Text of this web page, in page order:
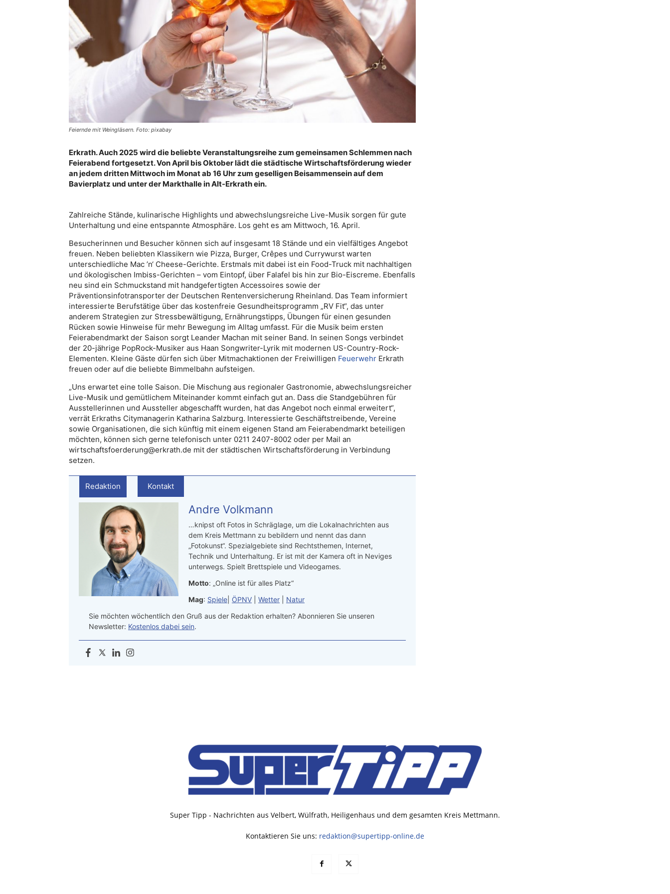
Feiernde mit Weingläsern. Foto: pixabay
Erkrath. Auch 2025 wird die beliebte Veranstaltungsreihe zum gemeinsamen Schlemmen nach
Feierabend fortgesetzt. Von April bis Oktober lädt die städtische Wirtschaftsförderung wieder
an jedem dritten Mittwoch im Monat ab 16 Uhr zum geselligen Beisammensein auf dem
Bavierplatz und unter der Markthalle in Alt-Erkrath ein.
Zahlreiche Stände, kulinarische Highlights und abwechslungsreiche Live-Musik sorgen für gute
Unterhaltung und eine entspannte Atmosphäre. Los geht es am Mittwoch, 16. April.
Besucherinnen und Besucher können sich auf insgesamt 18 Stände und ein vielfältiges Angebot
freuen. Neben beliebten Klassikern wie Pizza, Burger, Crêpes und Currywurst warten
unterschiedliche Mac ’n‘ Cheese-Gerichte. Erstmals mit dabei ist ein Food-Truck mit nachhaltigen
und ökologischen Imbiss-Gerichten – vom Eintopf, über Falafel bis hin zur Bio-Eiscreme. Ebenfalls
neu sind ein Schmuckstand mit handgefertigten Accessoires sowie der
Präventionsinfotransporter der Deutschen Rentenversicherung Rheinland. Das Team informiert
interessierte Berufstätige über das kostenfreie Gesundheitsprogramm „RV Fit“, das unter
anderem Strategien zur Stressbewältigung, Ernährungstipps, Übungen für einen gesunden
Rücken sowie Hinweise für mehr Bewegung im Alltag umfasst. Für die Musik beim ersten
Feierabendmarkt der Saison sorgt Leander Machan mit seiner Band. In seinen Songs verbindet
der 20-jährige PopRock-Musiker aus Haan Songwriter-Lyrik mit modernen US-Country-Rock-
Elementen. Kleine Gäste dürfen sich über Mitmachaktionen der Freiwilligen Feuerwehr Erkrath
freuen oder auf die beliebte Bimmelbahn aufsteigen.
„Uns erwartet eine tolle Saison. Die Mischung aus regionaler Gastronomie, abwechslungsreicher
Live-Musik und gemütlichem Miteinander kommt einfach gut an. Dass die Standgebühren für
Ausstellerinnen und Aussteller abgeschafft wurden, hat das Angebot noch einmal erweitert“,
verrät Erkraths Citymanagerin Katharina Salzburg. Interessierte Geschäftstreibende, Vereine
sowie Organisationen, die sich künftig mit einem eigenen Stand am Feierabendmarkt beteiligen
möchten, können sich gerne telefonisch unter 0211 2407-8002 oder per Mail an
wirtschaftsfoerderung@erkrath.de mit der städtischen Wirtschaftsförderung in Verbindung
setzen.
Redaktion Kontakt
Andre Volkmann
…knipst oft Fotos in Schräglage, um die Lokalnachrichten aus
dem Kreis Mettmann zu bebildern und nennt das dann
„Fotokunst“. Spezialgebiete sind Rechtsthemen, Internet,
Technik und Unterhaltung. Er ist mit der Kamera oft in Neviges
unterwegs. Spielt Brettspiele und Videogames.
Motto: „Online ist für alles Platz“
Mag: Spiele ÖPNV Wetter
Natur
Sie möchten wöchentlich den Gruß aus der Redaktion erhalten? Abonnieren Sie unseren
Newsletter: Kostenlos dabei sein.
Super Tipp - Nachrichten aus Velbert, Wülfrath, Heiligenhaus und dem gesamten Kreis Mettmann.
Kontaktieren Sie uns: redaktion@supertipp-online.de